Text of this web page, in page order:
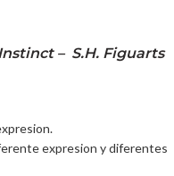
– S.H. Figuarts
expresion y diferentes